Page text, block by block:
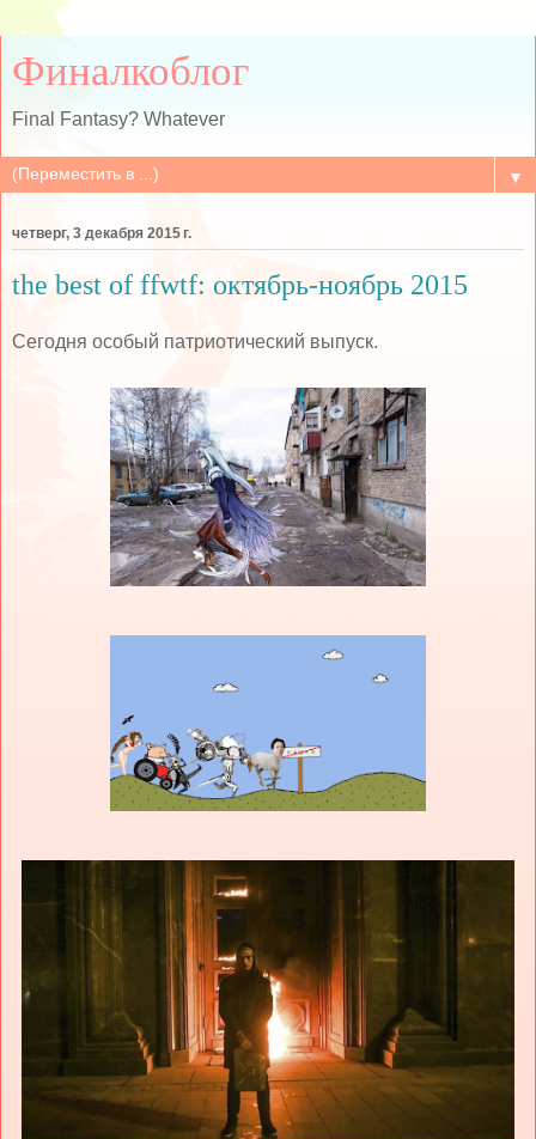
Финалкоблог
Final Fantasy? Whatever
▼
четверг, 3 декабря 2015 г.
the best of ffwtf: октябрь-ноябрь 2015
Сегодня особый патриотический выпуск.